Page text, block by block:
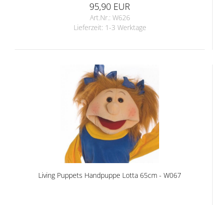
95,90 EUR
Art.Nr.: W626
Lieferzeit: 1-3 Werktage
Living Puppets Handpuppe Lotta 65cm - W067